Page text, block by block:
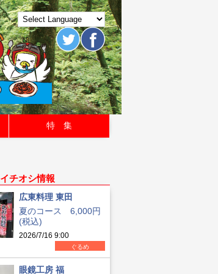
特 集
イチオシ情報
広東料理 東田
夏のコース 6,000円
(税込)
2026/7/16 9:00
ぐるめ
眼鏡工房 福